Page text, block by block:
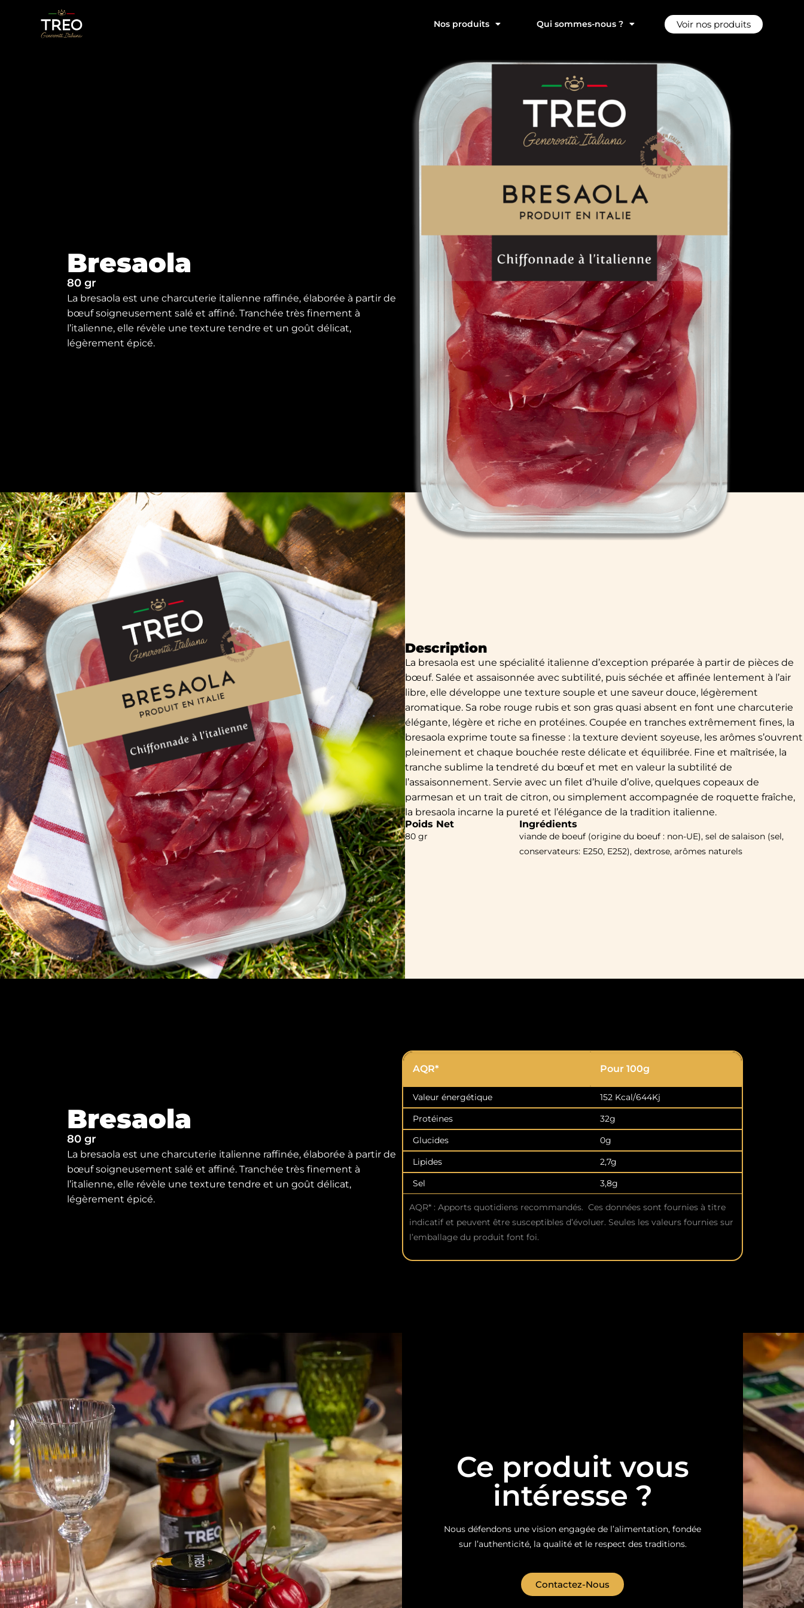
Nos produits Qui sommes-nous ? Voir nos produits
Bresaola
80 gr
La bresaola est une charcuterie italienne raffinée, élaborée à partir de
bœuf soigneusement salé et affiné. Tranchée très finement à
l’italienne, elle révèle une texture tendre et un goût délicat,
légèrement épicé.
Description
La bresaola est une spécialité italienne d’exception préparée à partir de pièces de
bœuf. Salée et assaisonnée avec subtilité, puis séchée et affinée lentement à l’air
libre, elle développe une texture souple et une saveur douce, légèrement
aromatique. Sa robe rouge rubis et son gras quasi absent en font une charcuterie
élégante, légère et riche en protéines. Coupée en tranches extrêmement fines, la
bresaola exprime toute sa finesse : la texture devient soyeuse, les arômes s’ouvrent
pleinement et chaque bouchée reste délicate et équilibrée. Fine et maîtrisée, la
tranche sublime la tendreté du bœuf et met en valeur la subtilité de
l’assaisonnement. Servie avec un filet d’huile d’olive, quelques copeaux de
parmesan et un trait de citron, ou simplement accompagnée de roquette fraîche,
la bresaola incarne la pureté et l’élégance de la tradition italienne.
Poids Net
80 gr
Ingrédients
viande de boeuf (origine du boeuf : non-UE), sel de salaison (sel,
conservateurs: E250, E252), dextrose, arômes naturels
Bresaola
80 gr
La bresaola est une charcuterie italienne raffinée, élaborée à partir de
bœuf soigneusement salé et affiné. Tranchée très finement à
l’italienne, elle révèle une texture tendre et un goût délicat,
légèrement épicé.
AQR* Pour 100g
Valeur énergétique
152 Kcal/644Kj
Protéines
32g
Glucides
0g
Lipides
2,7g
Sel
3,8g
AQR* : Apports quotidiens recommandés. Ces données sont fournies à titre
indicatif et peuvent être susceptibles d’évoluer. Seules les valeurs fournies sur
l’emballage du produit font foi.
Ce produit vous
intéresse ?
Nous défendons une vision engagée de l’alimentation, fondée
sur l’authenticité, la qualité et le respect des traditions.
Contactez-Nous